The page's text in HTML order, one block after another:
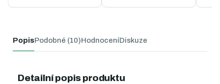
PopisPodobné (10)HodnoceníDiskuze
Detailní popis produktu